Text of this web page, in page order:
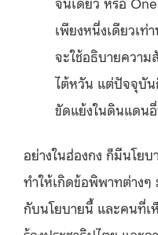
เพียงหนึ่งเดียวเท่
จะใช้อธิบายควา
ไต้หวัน แต่ปัจจุบัน
ขัดแย้งในดินแดน
อย่างในฮ่องกง ก็มีนโย
ทำให้เกิดข้อพิพาทต่างๆ
กับนโยบายนี้ และคนที่เ